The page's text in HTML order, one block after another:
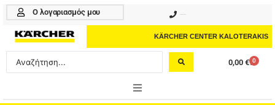
Μετάβαση
περιεχόμενο
Ο λογαριασμός μου
KÄRCHER CENTER KALOTERAKIS
Search
...
0,00 € 0
Cart